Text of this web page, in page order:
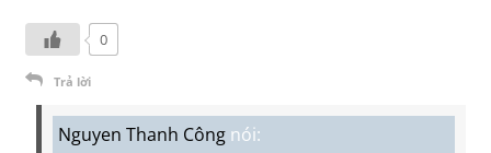
0
Trả lời
Nguyen Thanh Công nói: